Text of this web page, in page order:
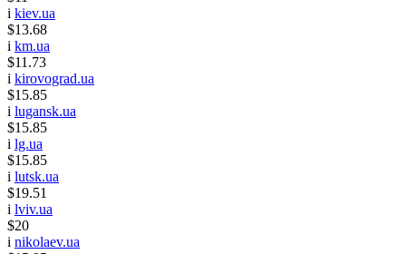
i kiev.ua
$13.68
i km.ua
$11.73
i kirovograd.ua
$15.85
i lugansk.ua
$15.85
i lg.ua
$15.85
i lutsk.ua
$19.51
i lviv.ua
$20
i nikolaev.ua